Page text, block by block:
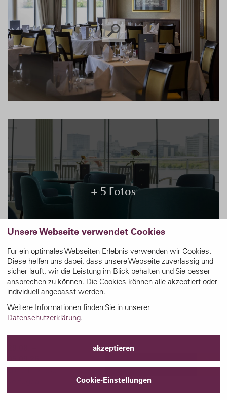
Unsere Webseite verwendet Cookies
Für ein optimales Webseiten-Erlebnis verwenden wir Cookies.
Diese helfen uns dabei, dass unsere Webseite zuverlässig und
sicher läuft, wir die Leistung im Blick behalten und Sie besser
ansprechen zu können. Die Cookies können alle akzeptiert oder
individuell angepasst werden.
Weitere Informationen finden Sie in unserer
Datenschutzerklärung.
akzeptieren
Cookie-Einstellungen
+ 5 Fotos
Termine & Preise
05.09.26
ab CHF 2’935.–
Reise buchen